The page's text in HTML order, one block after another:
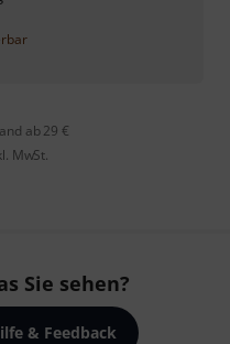
ab 29 €
MwSt.
Sie sehen?
& Feedback